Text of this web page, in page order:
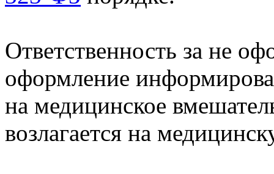
Ответственность за не
оформление
на медицинское
возлагается на